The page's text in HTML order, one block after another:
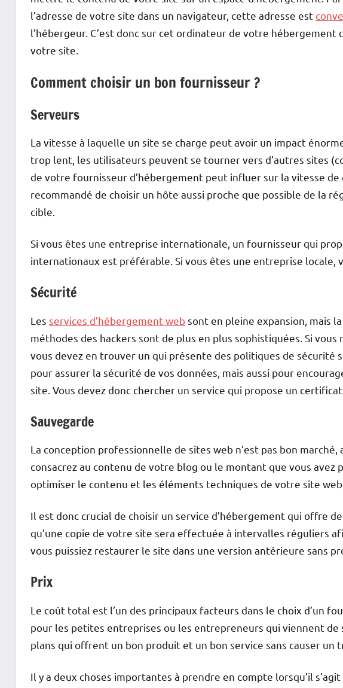
l’adresse de votre site dans un navigateur, cette adresse est
l’hébergeur. C’est donc sur cet ordinateur de votre
votre site.
Comment choisir un bon fournisseur ?
Serveurs
La vitesse à laquelle un site se charge peut avoir un impact
trop lent, les utilisateurs peuvent se tourner vers d’autres sites
de votre fournisseur d’hébergement peut influer sur la vitesse de
recommandé de choisir un hôte aussi proche que possible de la
cible.
Si vous êtes une entreprise internationale, un fournisseur qui
internationaux est préférable. Si vous êtes une entreprise locale,
Sécurité
Les services d’hébergement web sont en pleine expansion, mais
méthodes des hackers sont de plus en plus sophistiquées. Si vous
vous devez en trouver un qui présente des politiques de sécurité
pour assurer la sécurité de vos données, mais aussi pour
site. Vous devez donc chercher un service qui propose un certificat
Sauvegarde
La conception professionnelle de sites web n’est pas bon
consacrez au contenu de votre blog ou le montant que vous
optimiser le contenu et les éléments techniques de votre site web.
Il est donc crucial de choisir un service d’hébergement qui offre
qu’une copie de votre site sera effectuée à intervalles réguliers
vous puissiez restaurer le site dans une version antérieure sans
Prix
Le coût total est l’un des principaux facteurs dans le choix d’un
pour les petites entreprises ou les entrepreneurs qui viennent
plans qui offrent un bon produit et un bon service sans causer un
Il y a deux choses importantes à prendre en compte lorsqu’il